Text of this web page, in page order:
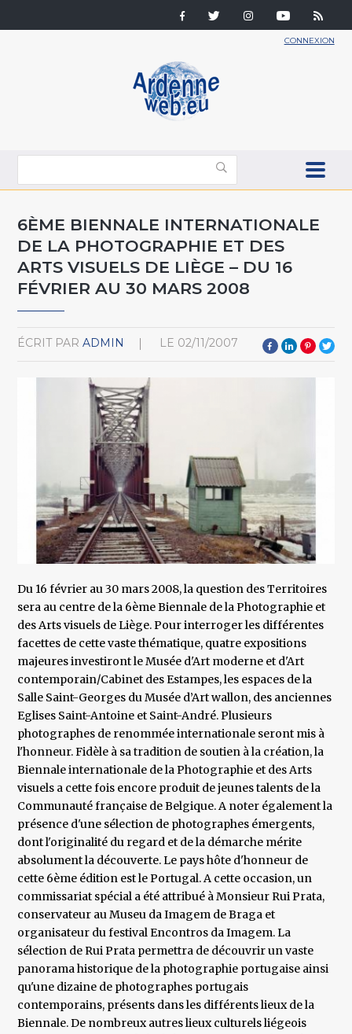
CONNEXION
6ÈME BIENNALE INTERNATIONALE
DE LA PHOTOGRAPHIE ET DES
ARTS VISUELS DE LIÈGE – DU 16
FÉVRIER AU 30 MARS 2008
ÉCRIT PAR ADMIN LE 02/11/2007
Du 16 février au 30 mars 2008, la question des Territoires
sera au centre de la 6ème Biennale de la Photographie et
des Arts visuels de Liège. Pour interroger les différentes
facettes de cette vaste thématique, quatre expositions
majeures investiront le Musée d'Art moderne et d'Art
contemporain/Cabinet des Estampes, les espaces de la
Salle Saint-Georges du Musée d’Art wallon, des anciennes
Eglises Saint-Antoine et Saint-André. Plusieurs
photographes de renommée internationale seront mis à
l'honneur. Fidèle à sa tradition de soutien à la création, la
Biennale internationale de la Photographie et des Arts
visuels a cette fois encore produit de jeunes talents de la
Communauté française de Belgique. A noter également la
présence d'une sélection de photographes émergents,
dont l'originalité du regard et de la démarche mérite
absolument la découverte. Le pays hôte d'honneur de
cette 6ème édition est le Portugal. A cette occasion, un
commissariat spécial a été attribué à Monsieur Rui Prata,
conservateur au Museu da Imagem de Braga et
organisateur du festival Encontros da Imagem. La
sélection de Rui Prata permettra de découvrir un vaste
panorama historique de la photographie portugaise ainsi
qu'une dizaine de photographes portugais
contemporains, présents dans les différents lieux de la
Biennale. De nombreux autres lieux culturels liégeois